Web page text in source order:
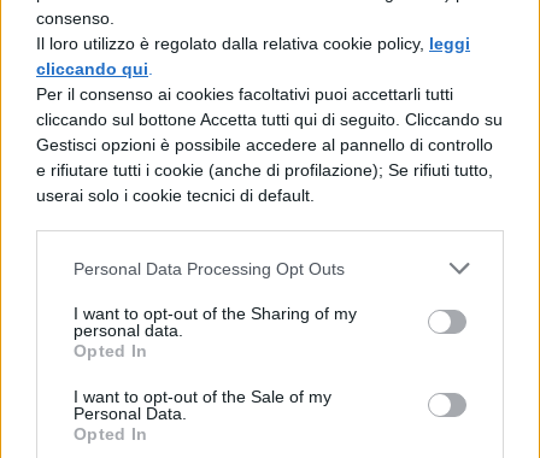
consenso.
Il loro utilizzo è regolato dalla relativa cookie policy, leggi
cliccando qui
Per il consenso ai cookies facoltativi puoi accettarli tutti
cliccando sul bottone Accetta tutti qui di seguito. Cliccando su
Gestisci opzioni è possibile accedere al pannello di controllo
e rifiutare tutti i cookie (anche di profilazione); Se rifiuti tutto,
userai solo i cookie tecnici di default.
Personal Data Processing Opt Outs
I want to opt-out of the Sharing of my
personal data.
Opted In
I want to opt-out of the Sale of my
Personal Data.
Opted In
74.75 € + Commissioni
Secondo Settore Numerato / Full Price
+ Collector Ticket: 80.70 € +
Commissioni
Secondo Settore Capofila Numerato /
Full Price: 80.50 € + Commissioni
Secondo Settore Capofila Numerato /
Commissioni